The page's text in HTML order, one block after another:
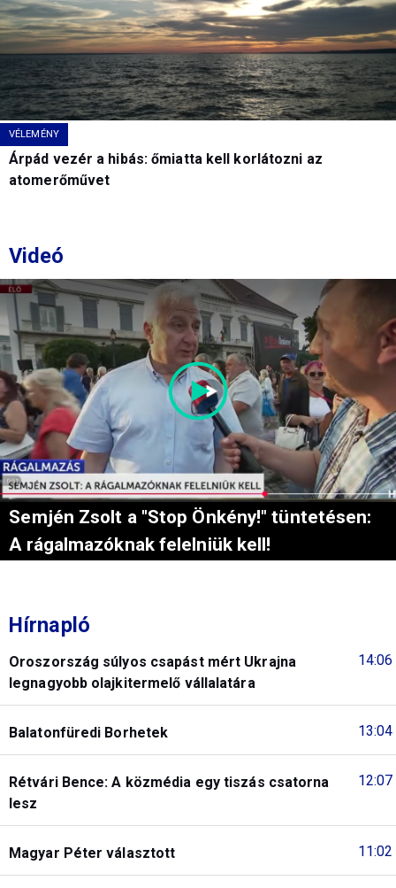
VÉLEMÉNY
Árpád vezér a hibás: őmiatta kell korlátozni az
atomerőművet
Videó
Semjén Zsolt a "Stop Önkény!" tüntetésen:
A rágalmazóknak felelniük kell!
Hírnapló
14:06
Oroszország súlyos csapást mért Ukrajna
legnagyobb olajkitermelő vállalatára
13:04
Balatonfüredi Borhetek
12:07
Rétvári Bence: A közmédia egy tiszás csatorna
lesz
11:02
Magyar Péter választott